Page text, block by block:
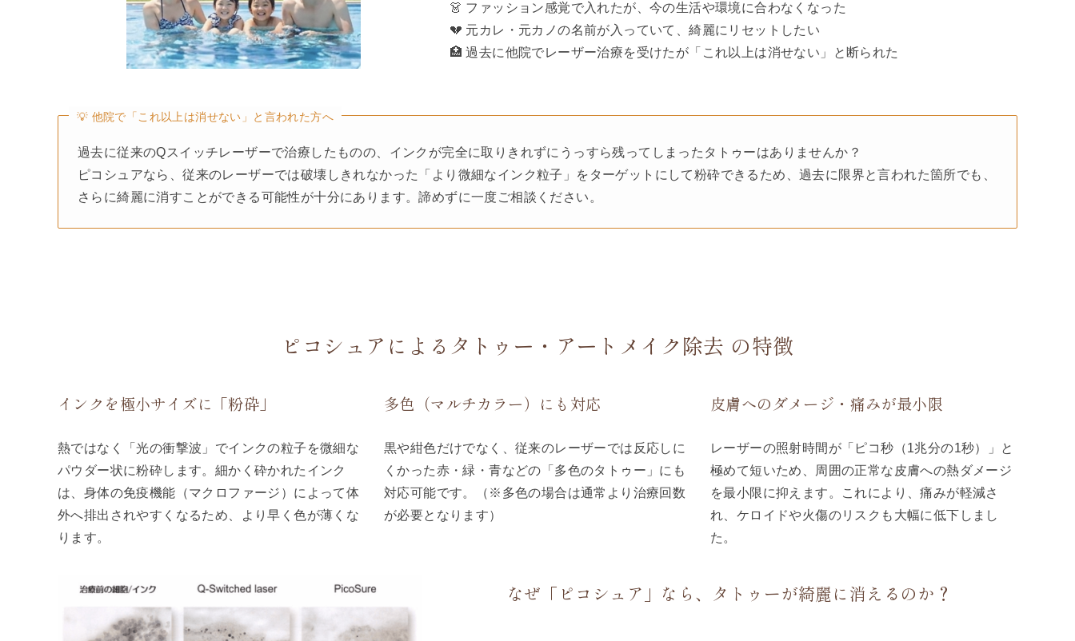
👗 ファッション感覚で入れたが、今の生活や環境に合わなくなった
💔 元カレ・元カノの名前が入っていて、綺麗にリセットしたい
🏥 過去に他院でレーザー治療を受けたが「これ以上は消せない」と断られた
💡 他院で「これ以上は消せない」と言われた方へ
過去に従来のQスイッチレーザーで治療したものの、インクが完全に取りきれずにうっすら残ってしまったタトゥーはありませんか？
ピコシュアなら、従来のレーザーでは破壊しきれなかった「より微細なインク粒子」をターゲットにして粉砕できるため、過去に限界と言われた箇所でも、
さらに綺麗に消すことができる可能性が十分にあります。諦めずに一度ご相談ください。
ピコシュアによる タトゥー・アートメイク除去 の特徴
インクを極小サイズに「粉砕」
熱ではなく「光の衝撃波」でインクの粒子を微細な
パウダー状に粉砕します。細かく砕かれたインク
は、身体の免疫機能（マクロファージ）によって体
外へ排出されやすくなるため、より早く色が薄くな
ります。
多色（マルチカラー）にも対応
黒や紺色だけでなく、従来のレーザーでは反応しに
くかった赤・緑・青などの「多色のタトゥー」にも
対応可能です。（※多色の場合は通常より治療回数
が必要となります）
皮膚へのダメージ・痛みが最小限
レーザーの照射時間が「ピコ秒（1兆分の1秒）」と
極めて短いため、周囲の正常な皮膚への熱ダメージ
を最小限に抑えます。これにより、痛みが軽減さ
れ、ケロイドや火傷のリスクも大幅に低下しまし
た。
なぜ「ピコシュア」なら、タトゥーが綺麗に消えるのか？